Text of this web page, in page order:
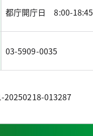
都庁開庁日 8:00-18:45
03-5909-0035
20250218-013287